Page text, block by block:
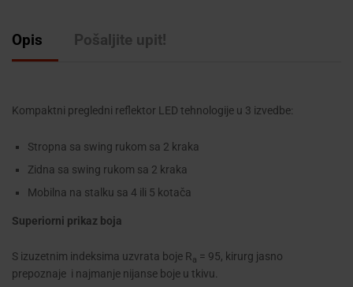
Opis Pošaljite upit!
Kompaktni pregledni reflektor LED tehnologije u 3 izvedbe:
Stropna sa swing rukom sa 2 kraka
Zidna sa swing rukom sa 2 kraka
Mobilna na stalku sa 4 ili 5 kotača
Superiorni prikaz boja
S izuzetnim indeksima uzvrata boje Ra = 95, kirurg jasno
prepoznaje i najmanje nijanse boje u tkivu.